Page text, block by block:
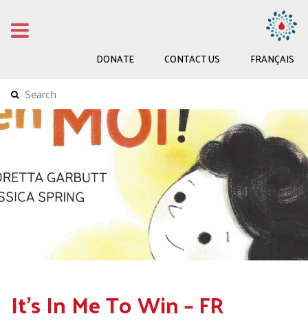
DONATE CONTACT US FRANÇAIS
It’s In Me To Win – FR